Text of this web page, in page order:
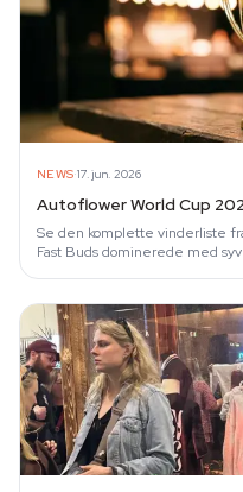
NEWS·17. jun. 2026
Autoflower World Cup
Se den komplette vinderliste
Fast Buds dominerede med